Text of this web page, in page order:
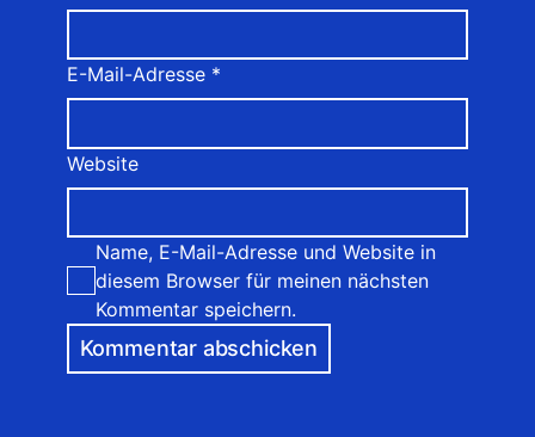
E-Mail-Adresse *
Website
Name, E-Mail-Adresse und Website in
diesem Browser für meinen nächsten
Kommentar speichern.